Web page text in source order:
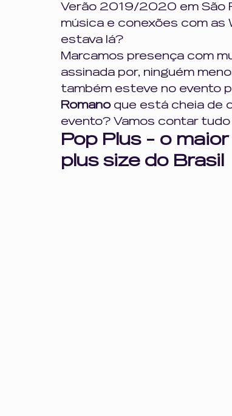
Profissionalismo e Escuta gordofobia
inteligência emocional saúde mental
Verão 2019/2020 em São
música e conexões com as
estava lá?
Marcamos presença com
assinada por, ninguém
também esteve no evento
Romano que está cheia de
evento? Vamos contar tudo
Pop Plus - o
plus size do Brasil